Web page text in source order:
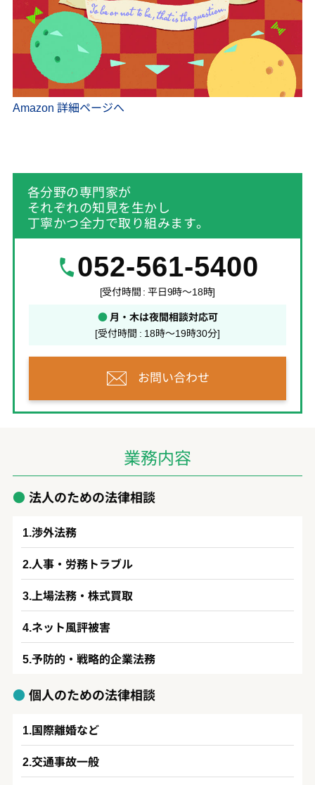
Amazon 詳細ページへ
各分野の専門家が
それぞれの知見を生かし
丁寧かつ全力で取り組みます。
052-561-5400
[受付時間 : 平日9時～18時]
●月・木は夜間相談対応可
[受付時間 : 18時～19時30分]
お問い合わせ
業務内容
法人のための法律相談
渉外法務
人事・労務トラブル
上場法務・株式買取
ネット風評被害
予防的・戦略的企業法務
個人のための法律相談
国際離婚など
交通事故一般